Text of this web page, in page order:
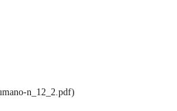
n_12_2.pdf)